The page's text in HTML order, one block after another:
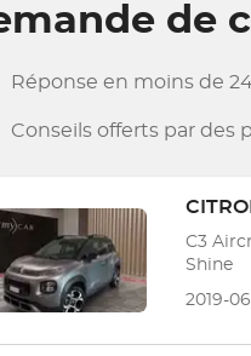
de
Réponse en moins de
Conseils offerts par des
C3
Shine
2019-